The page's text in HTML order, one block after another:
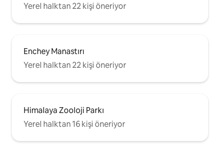
Yerel halktan 22 kişi öneriyor
Enchey Manastırı
Yerel halktan 22 kişi öneriyor
Himalaya Zooloji Parkı
Yerel halktan 16 kişi öneriyor